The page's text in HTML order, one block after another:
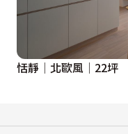
恬靜│北歐風│22坪